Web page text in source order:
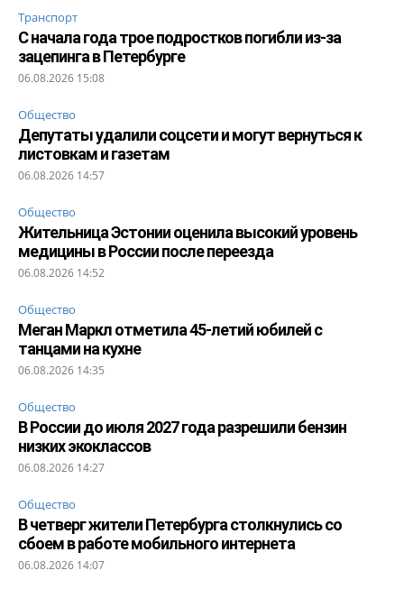
Транспорт
С начала года трое подростков погибли из-за
зацепинга в Петербурге
06.08.2026 15:08
Общество
Депутаты удалили соцсети и могут вернуться к
листовкам и газетам
06.08.2026 14:57
Общество
Жительница Эстонии оценила высокий уровень
медицины в России после переезда
06.08.2026 14:52
Общество
Меган Маркл отметила 45-летий юбилей с
танцами на кухне
06.08.2026 14:35
Общество
В России до июля 2027 года разрешили бензин
низких экоклассов
06.08.2026 14:27
Общество
В четверг жители Петербурга столкнулись со
сбоем в работе мобильного интернета
06.08.2026 14:07